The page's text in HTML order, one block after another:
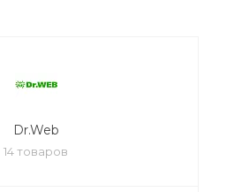
Dr.Web
14 товаров